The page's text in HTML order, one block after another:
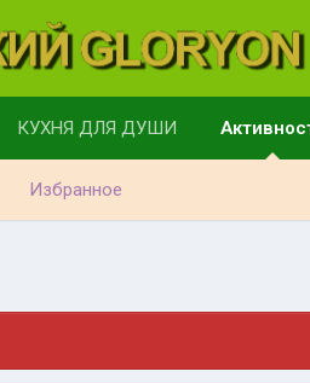
КУХНЯ ДЛЯ ДУШИ
Избранное